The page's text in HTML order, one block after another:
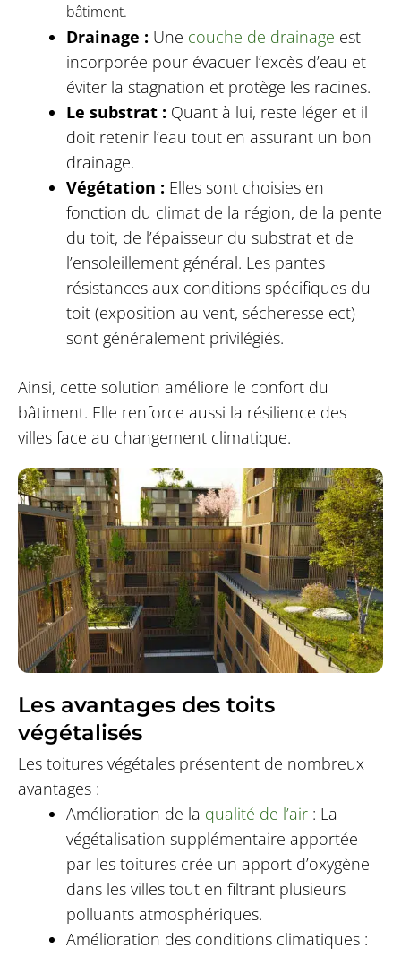
bâtiment.
Drainage : Une couche de drainage est
incorporée pour évacuer l’excès d’eau et
éviter la stagnation et protège les racines.
Le substrat : Quant à lui, reste léger et il
doit retenir l’eau tout en assurant un bon
drainage.
Végétation : Elles sont choisies en
fonction du climat de la région, de la pente
du toit, de l’épaisseur du substrat et de
l’ensoleillement général. Les pantes
résistances aux conditions spécifiques du
toit (exposition au vent, sécheresse ect)
sont généralement privilégiés.
Ainsi, cette solution améliore le confort du
bâtiment. Elle renforce aussi la résilience des
villes face au changement climatique.
Les avantages des toits
végétalisés
Les toitures végétales présentent de nombreux
avantages :
Amélioration de la qualité de l’air: La
végétalisation supplémentaire apportée
par les toitures crée un apport d’oxygène
dans les villes tout en filtrant plusieurs
polluants atmosphériques.
Amélioration des conditions climatiques :